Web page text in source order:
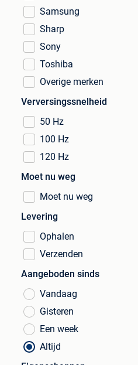
Samsung
Sharp
Sony
Toshiba
Overige merken
Verversingssnelheid
50 Hz
100 Hz
120 Hz
Moet nu weg
Moet nu weg
Levering
Ophalen
Verzenden
Aangeboden sinds
Vandaag
Gisteren
Een week
Altijd